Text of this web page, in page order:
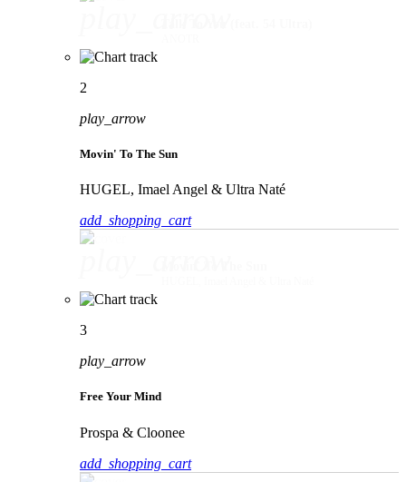
2
play_arrow
Movin' To The Sun
HUGEL, Imael Angel & Ultra Naté
add_shopping_cart
3
play_arrow
Free Your Mind
Prospa & Cloonee
add_shopping_cart